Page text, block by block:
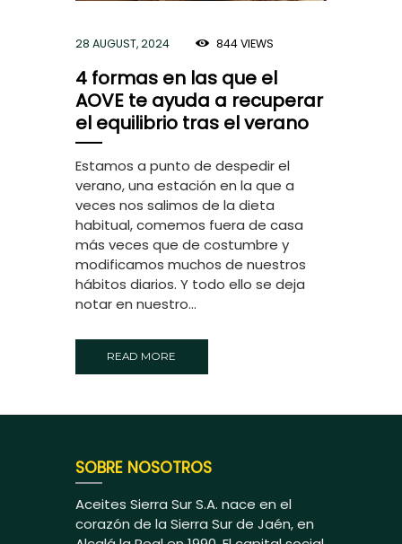
28 AUGUST, 2024 844VIEWS
4 formas en las que el
AOVE te ayuda a recuperar
el equilibrio tras el verano
Estamos a punto de despedir el
verano, una estación en la que a
veces nos salimos de la dieta
habitual, comemos fuera de casa
más veces que de costumbre y
modificamos muchos de nuestros
hábitos diarios. Y todo ello se deja
notar en nuestro...
READ MORE
SOBRE NOSOTROS
Aceites Sierra Sur S.A. nace en el
corazón de la Sierra Sur de Jaén, en